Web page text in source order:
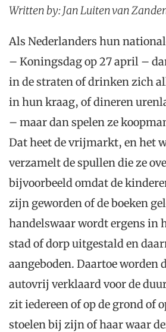
Written by: Jan Luiten van
Als Nederlanders hun
– Koningsdag op 27 april –
in de straten of drinken zich
in hun kraag, of dineren
– maar dan spelen ze
Dat heet de vrijmarkt, en het
verzamelt de spullen die ze
bijvoorbeeld omdat de
zijn geworden of de boeken
handelswaar wordt ergens in
stad of dorp uitgestald en
aangeboden. Daartoe worden
autovrij verklaard voor de
zit iedereen of op de grond of
stoelen bij zijn of haar waar